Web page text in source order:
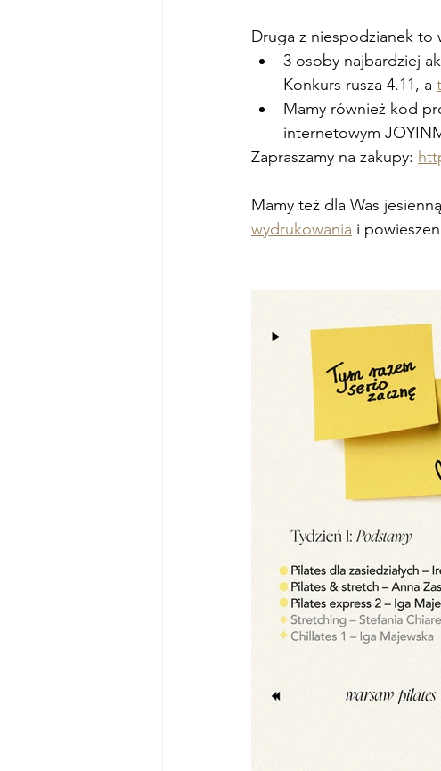
Druga z niespodzianek to
3 osoby najbardziej
Konkurs rusza 4.11, a
Mamy również kod
internetowym
Zapraszamy na zakupy:
Mamy też dla Was
wydrukowania i